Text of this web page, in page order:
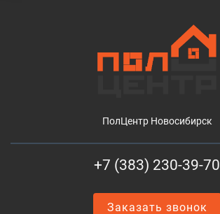
ПолЦентр Новосибирск
+7 (383) 230-39-70
Заказать звонок